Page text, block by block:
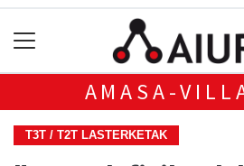
AMASA-
T3T / T2T LASTERKETAK